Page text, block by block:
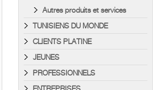
Autres produits et services
TUNISIENS DU MONDE
CLIENTS PLATINE
JEUNES
PROFESSIONNELS